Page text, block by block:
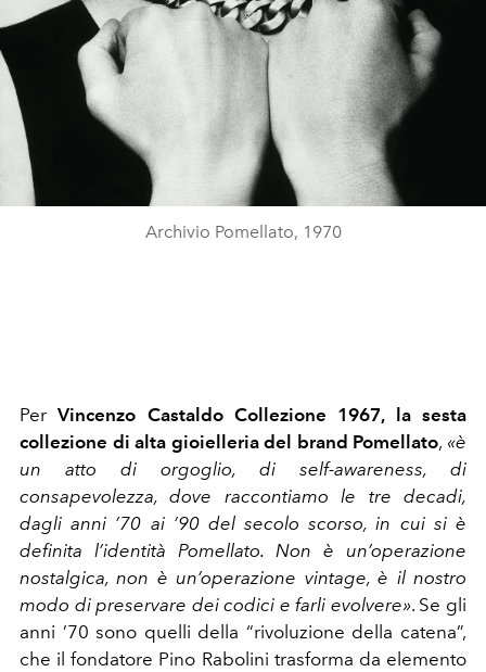
Archivio Pomellato, 1970
Per Vincenzo Castaldo Collezione 1967, la sesta
collezione di alta gioielleria del brand Pomellato, «è
un atto di orgoglio, di self-awareness, di
consapevolezza, dove raccontiamo le tre decadi,
dagli anni ’70 ai ’90 del secolo scorso, in cui si è
definita l’identità Pomellato. Non è un’operazione
nostalgica, non è un’operazione vintage, è il nostro
modo di preservare dei codici e farli evolvere». Se gli
anni ’70 sono quelli della “rivoluzione della catena”,
che il fondatore Pino Rabolini trasforma da elemento